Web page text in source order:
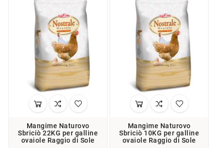
Mangime Naturovo
Sbriciò 22KG per galline
ovaiole Raggio di Sole
Mangime Naturovo
Sbriciò 10KG per galline
ovaiole Raggio di Sole